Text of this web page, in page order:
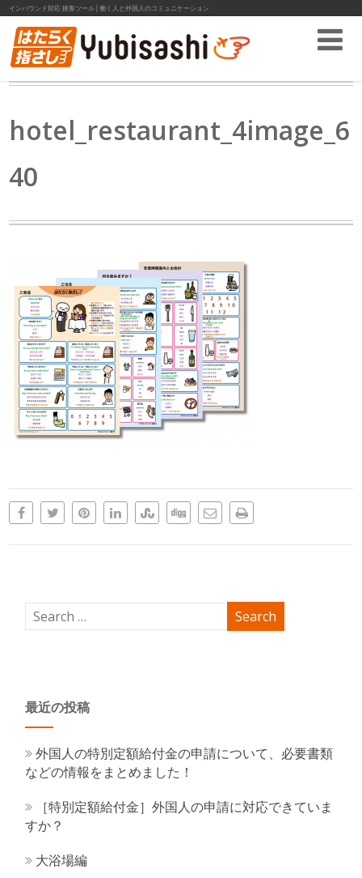
インバウンド対応 接客ツール│働く人と外国人のコミュニケーション
hotel_restaurant_4image_6
40
最近の投稿
外国人の特別定額給付金の申請について、必要書類
などの情報をまとめました！
［特別定額給付金］外国人の申請に対応できていま
すか？
大浴場編